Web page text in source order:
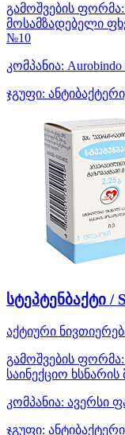
გამოშვების ფორმა:
მოსამზადებელი
№10
კომპანია: Aurobindo
ჯგუფი:
სტეპტენბაქტი /
აქტიური
გამოშვების ფორმა:
საინექციო
კომპანია: ავერსი
ჯგუფი: